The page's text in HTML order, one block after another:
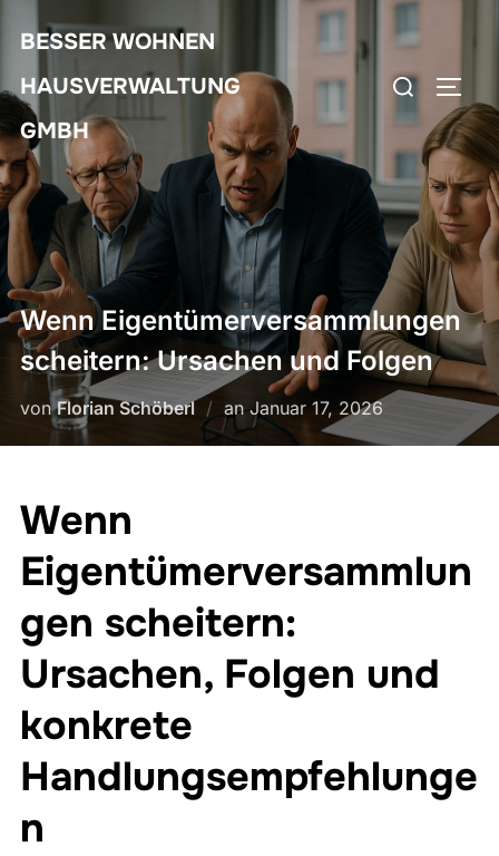
Inhalt
springen
BESSER WOHNEN
HAUSVERWALTUNG
GMBH
Suchen
Wenn Eigentümerversammlungen
scheitern: Ursachen und Folgen
vonFlorian Schöberl anVeröffentlicht
Januar 17, 2026
Wenn
Eigentümerversammlun
gen scheitern:
Ursachen, Folgen und
konkrete
Handlungsempfehlunge
n